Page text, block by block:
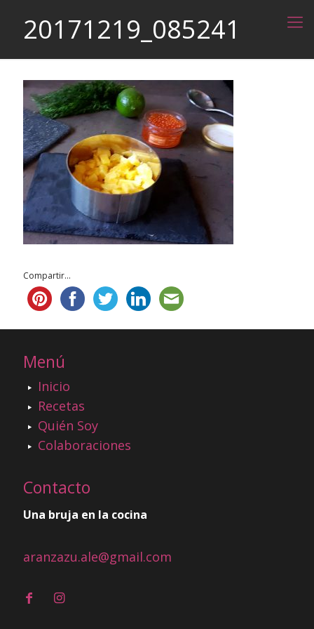
20171219_085241
Compartir...
Menú
Inicio
Recetas
Quién Soy
Colaboraciones
Contacto
Una bruja en la cocina
aranzazu.ale@gmail.com